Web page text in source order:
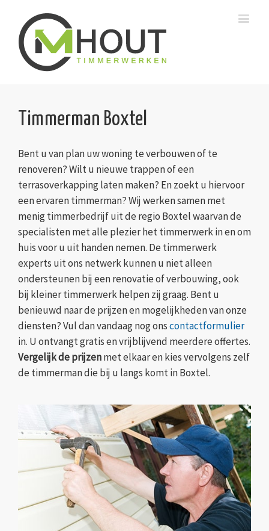
Timmerman Boxtel
Bent u van plan uw woning te verbouwen of te
renoveren? Wilt u nieuwe trappen of een
terrasoverkapping laten maken? En zoekt u hiervoor
een ervaren timmerman? Wij werken samen met
menig timmerbedrijf uit de regio Boxtel waarvan de
specialisten met alle plezier het timmerwerk in en om
huis voor u uit handen nemen. De timmerwerk
experts uit ons netwerk kunnen u niet alleen
ondersteunen bij een renovatie of verbouwing, ook
bij kleiner timmerwerk helpen zij graag. Bent u
benieuwd naar de prijzen en mogelijkheden van onze
diensten? Vul dan vandaag nog onscontactformulier
in. U ontvangt gratis en vrijblijvend meerdere offertes.
Vergelijk de prijzenmet elkaar en kies vervolgens zelf
de timmerman die bij u langs komt in Boxtel.